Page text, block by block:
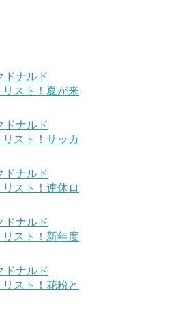
ドナルド
スト！夏が来
ドナルド
スト！サッカ
ドナルド
スト！連休ロ
ドナルド
スト！新年度
ドナルド
スト！花粉と